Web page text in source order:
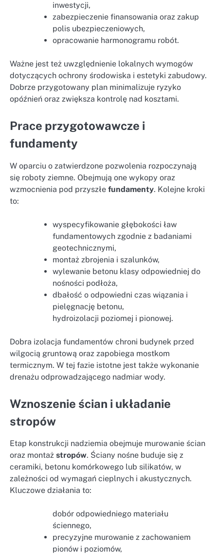
inwestycji,
zabezpieczenie finansowania oraz zakup
polis ubezpieczeniowych,
opracowanie harmonogramu robót.
Ważne jest też uwzględnienie lokalnych wymogów
dotyczących ochrony środowiska i estetyki zabudowy.
Dobrze przygotowany plan minimalizuje ryzyko
opóźnień oraz zwiększa kontrolę nad kosztami.
Prace przygotowawcze i
fundamenty
W oparciu o zatwierdzone pozwolenia rozpoczynają
się roboty ziemne. Obejmują one wykopy oraz
wzmocnienia pod przyszłe fundamenty. Kolejne kroki
to:
wyspecyfikowanie głębokości ław
fundamentowych zgodnie z badaniami
geotechnicznymi,
montaż zbrojenia i szalunków,
wylewanie betonu klasy odpowiedniej do
nośności podłoża,
dbałość o odpowiedni czas wiązania i
pielęgnację betonu,
hydroizolacji poziomej i pionowej.
Dobra izolacja fundamentów chroni budynek przed
wilgocią gruntową oraz zapobiega mostkom
termicznym. W tej fazie istotne jest także wykonanie
drenażu odprowadzającego nadmiar wody.
Wznoszenie ścian i układanie
stropów
Etap konstrukcji nadziemia obejmuje murowanie ścian
oraz montaż stropów. Ściany nośne buduje się z
ceramiki, betonu komórkowego lub silikatów, w
zależności od wymagań cieplnych i akustycznych.
Kluczowe działania to:
dobór odpowiedniego materiału
ściennego,
precyzyjne murowanie z zachowaniem
pionów i poziomów,